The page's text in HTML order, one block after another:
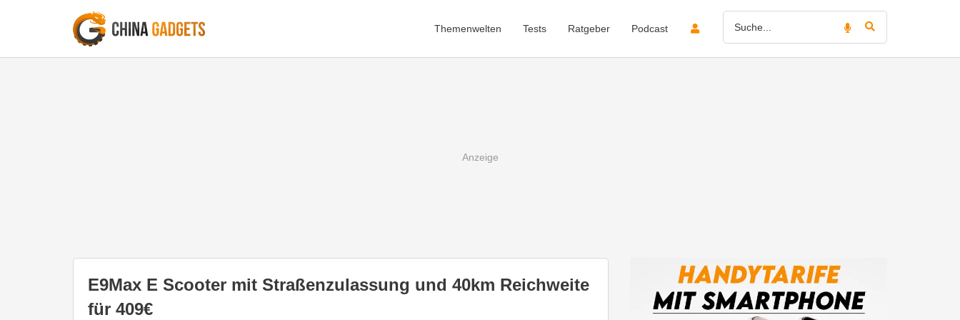
Themenwelten Tests Ratgeber Podcast
E9Max E Scooter mit Straßenzulassung und 40km Reichweite
für 409€